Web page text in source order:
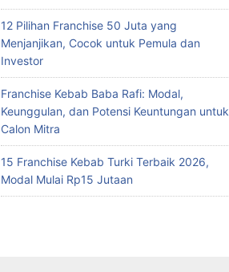
12 Pilihan Franchise 50 Juta yang
Menjanjikan, Cocok untuk Pemula dan
Investor
Franchise Kebab Baba Rafi: Modal,
Keunggulan, dan Potensi Keuntungan untuk
Calon Mitra
15 Franchise Kebab Turki Terbaik 2026,
Modal Mulai Rp15 Jutaan